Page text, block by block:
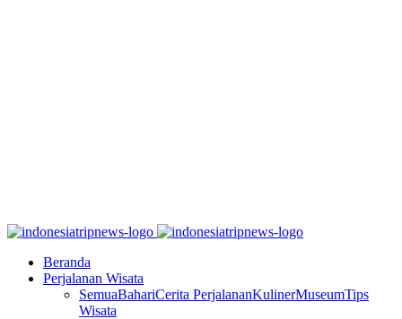
Beranda
Perjalanan Wisata
SemuaBahariCerita PerjalananKulinerMuseumTips
Wisata